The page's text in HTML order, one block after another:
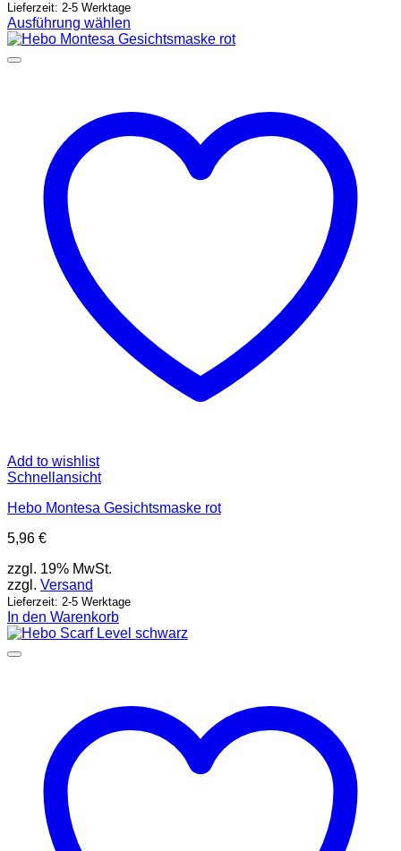
Lieferzeit: 2-5 Werktage
Ausführung wählen
Dieses
Produkt
Optionen
können
Produktseite
gewählt
werden
Add to wishlist
Schnellansicht
Hebo Montesa Gesichtsmaske rot
5,96 €
zzgl. 19% MwSt.
zzgl. Versand
Lieferzeit: 2-5 Werktage
In den Warenkorb